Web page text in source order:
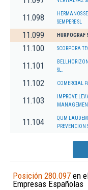
11.098
HERMANOS
SEMPERE SL
11.099 HURPOGRAF
11.100 SCORPORA
11.101
SL.
11.102 COMERCIAL
11.103
IMPROVE
11.104
QUM LAUDEM
PREVENCION
Posición 280.097 en
Empresas Españolas